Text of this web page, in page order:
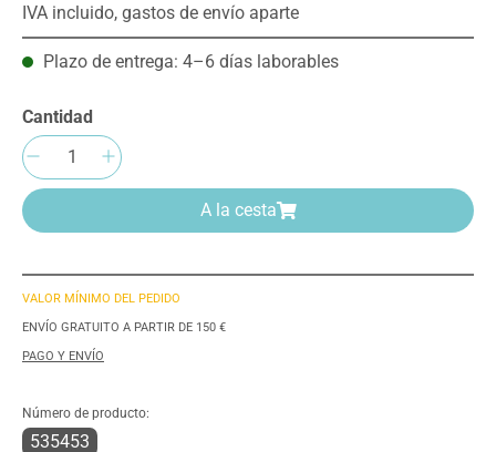
IVA incluido, gastos de envío aparte
Plazo de entrega: 4–6 días laborables
Cantidad
Cantidad del producto: introduce la
A la cesta
VALOR MÍNIMO DEL PEDIDO
ENVÍO GRATUITO A PARTIR DE 150 €
PAGO Y ENVÍO
Número de producto:
535453